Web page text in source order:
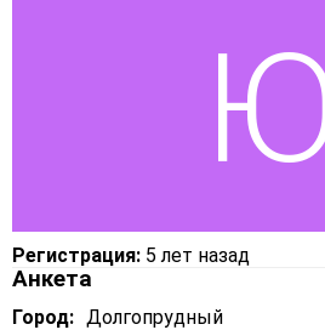
Регистрация: 5 лет назад
Анкета
Город: Долгопрудный